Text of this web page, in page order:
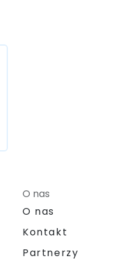
O nas
O nas
Kontakt
Partnerzy